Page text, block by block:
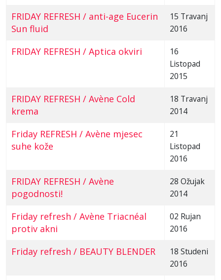
FRIDAY REFRESH / anti-age Eucerin
Sun fluid
15 Travanj
2016
FRIDAY REFRESH / Aptica okviri
16
Listopad
2015
FRIDAY REFRESH / Avène Cold
krema
18 Travanj
2014
Friday REFRESH / Avène mjesec
suhe kože
21
Listopad
2016
FRIDAY REFRESH / Avène
pogodnosti!
28 Ožujak
2014
Friday refresh / Avène Triacnéal
protiv akni
02 Rujan
2016
Friday refresh / BEAUTY BLENDER
18 Studeni
2016